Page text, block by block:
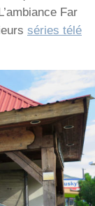
Far
séries télé